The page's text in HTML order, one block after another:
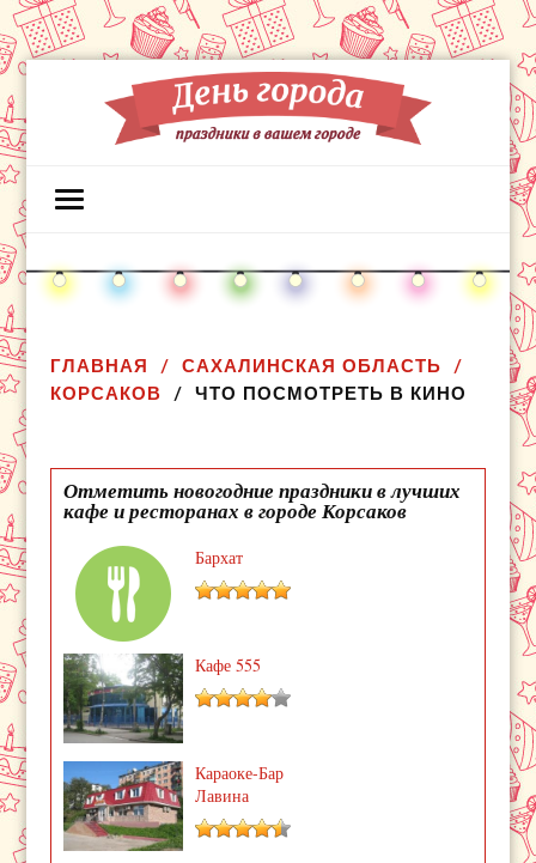
ГЛАВНАЯ
САХАЛИНСКАЯ ОБЛАСТЬ
КОРСАКОВ
ЧТО ПОСМОТРЕТЬ В КИНО
Отметить новогодние праздники в лучших
кафе и ресторанах в городе Корсаков
Бархат
Кафе 555
Караоке-Бар
Лавина